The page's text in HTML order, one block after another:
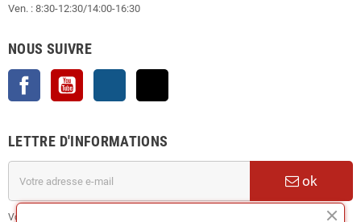
Ven. : 8:30-12:30/14:00-16:30
NOUS SUIVRE
Facebook
LETTRE D'INFORMATIONS
ok
Vous pouvez vous désinscrire à tout moment. Vous trouverez pour cela nos